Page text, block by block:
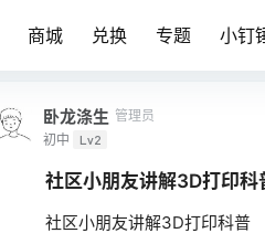
商城 兑换 专题 小钉
卧龙涤生 管理员
初中
Lv2
社区小朋友讲解3D打印科
社区小朋友讲解3D打印科普